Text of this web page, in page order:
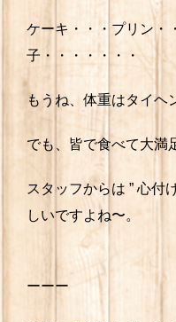
ケーキ・・・プリン・
子・・・・・・・
もうね、体重はタイヘ
でも、皆で食べて大満
スタッフからは ” 心付
しいですよね〜。
ーーー